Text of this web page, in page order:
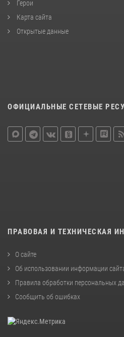
Герои
Карта сайта
Открытые данные
ОФИЦИАЛЬНЫЕ СЕТЕВЫЕ
ПРАВОВАЯ И ТЕХНИЧЕСКАЯ
О сайте
Об использовании информации
Правила обработки персональных
Сообщить об ошибках